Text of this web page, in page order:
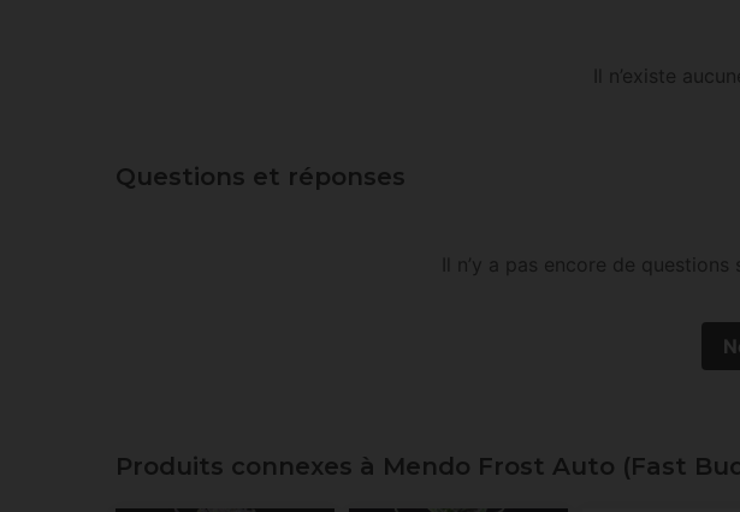
Il n’existe
Questions et réponses
Il n’y a pas encore de
Produits connexes à Mendo Frost Auto (Fast